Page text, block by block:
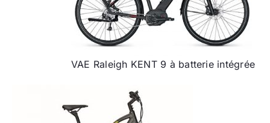
VAE Raleigh KENT 9 à batterie intégrée